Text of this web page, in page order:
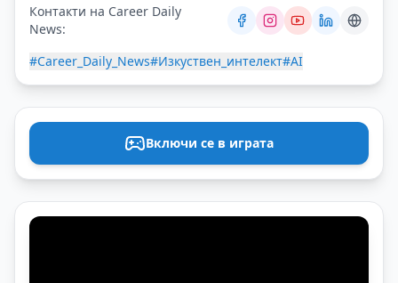
Контакти на Career Daily
News:
#Career_Daily_News#Изкуствен_интелект#AI
Включи се в играта